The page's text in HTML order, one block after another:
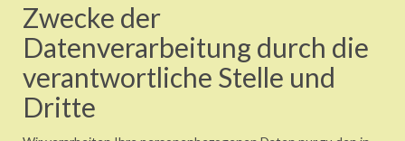
Zwecke der
Datenverarbeitung durch die
verantwortliche Stelle und
Dritte